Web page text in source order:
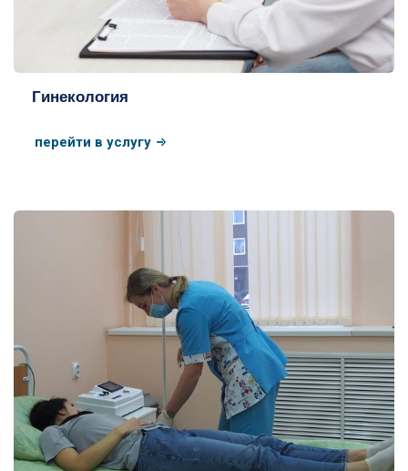
Гинекология
перейти в услугу